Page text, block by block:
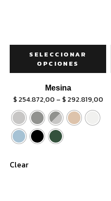
SELECCIONAR
OPCIONES
Mesina
$254.872,00 – $292.819,00
Clear